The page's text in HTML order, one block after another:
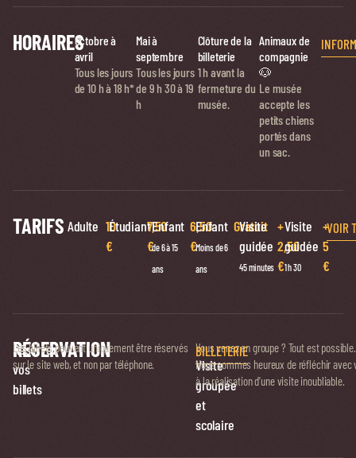
HORAIRESOctobre à
avril
Tous les jours
de 10 h à 18 h*
Mai à
septembre
Tous les jours
de 9 h 30 à 19
h
Clôture de la
billeterie
1 h avant la
fermeture du
musée.
Animaux de
compagnie
🐶
Le musée
accepte les
petits chiens
portés dans
un sac.
TARIFS Adulte 10
€
Étudiant7,50
€
Enfant
de 6 à 15
ans
6,50
€
Enfant
Moins de 6
ans
Gratuit
Visite
guidée
45 minutes
+
2,50
€
Visite
guidée
1 h 30
+
5
€
VOIR
RÉSERVATION
Réservez
vos
billets
Les billets peuvent uniquement être réservés
sur le site web, et non par téléphone.
BILLETERIE
Visite
groupée
et
scolaire
Vous venez en groupe ? Tout est possible.
Nous sommes heureux de réfléchir avec
à la réalisation d’une visite inoubliable.